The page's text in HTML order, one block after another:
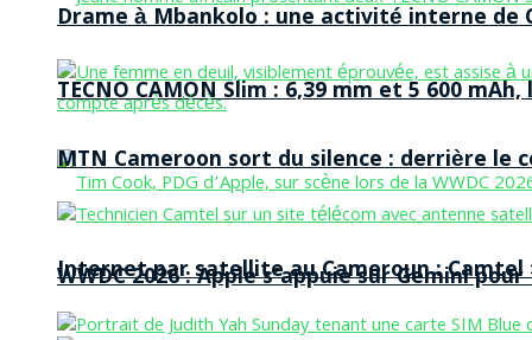
TECNO CAMON Slim : 6,39 mm et 5 600
WWDC 2026 : Apple s’appuie sur Gemini
Drame à Mbankolo : une activité interne de
MTN Cameroon sort du silence : derrière le
Internet par satellite au Cameroun :